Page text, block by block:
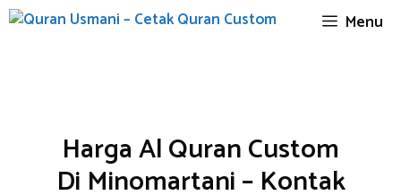
Skip
Menu
Harga Al Quran Custom
Di Minomartani – Kontak